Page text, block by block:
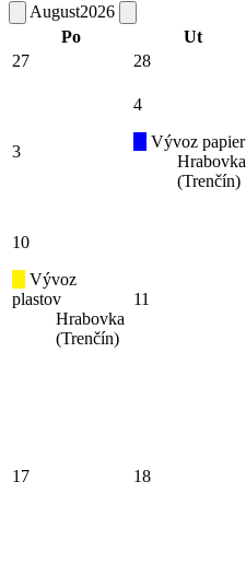
August2026
Po
Ut
27
28
3
4
Vývoz papier
Hrabovka
(Trenčín)
10
Vývoz
plastov
Hrabovka
(Trenčín)
11
17 18